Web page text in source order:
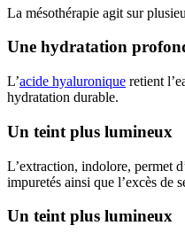
La mésothérapie agit sur
Une hydratation
L’acide hyaluronique retient
hydratation durable.
Un teint plus lumineux
L’extraction, indolore, permet
impuretés ainsi que l’excès de
Un teint plus lumineux